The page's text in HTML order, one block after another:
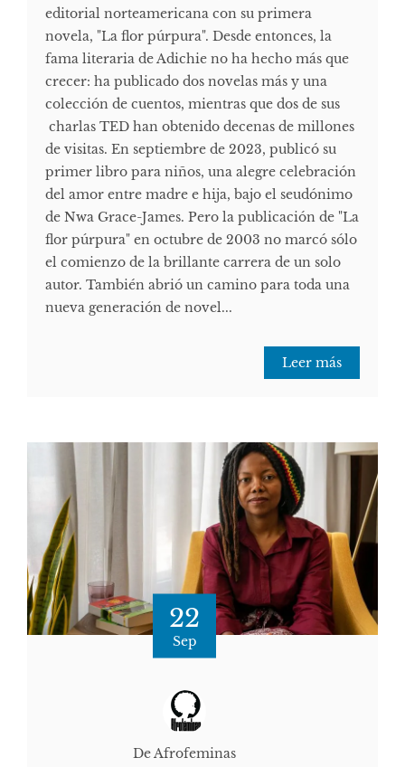
editorial norteamericana con su primera
novela, "La flor púrpura". Desde entonces, la
fama literaria de Adichie no ha hecho más que
crecer: ha publicado dos novelas más y una
colección de cuentos, mientras que dos de sus
charlas TED han obtenido decenas de millones
de visitas. En septiembre de 2023, publicó su
primer libro para niños, una alegre celebración
del amor entre madre e hija, bajo el seudónimo
de Nwa Grace-James. Pero la publicación de "La
flor púrpura" en octubre de 2003 no marcó sólo
el comienzo de la brillante carrera de un solo
autor. También abrió un camino para toda una
nueva generación de novel...
Leer más
22
Sep
De Afrofeminas